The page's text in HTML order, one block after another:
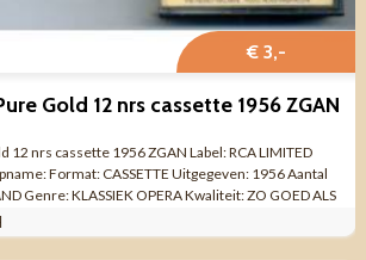
€ 3,-
Gold 12 nrs cassette 1956 ZGAN
12 nrs cassette 1956 ZGAN Label: RCA LIMITED
Format: CASSETTE Uitgegeven: 1956 Aantal
Genre: KLASSIEK OPERA Kwaliteit: ZO GOED ALS